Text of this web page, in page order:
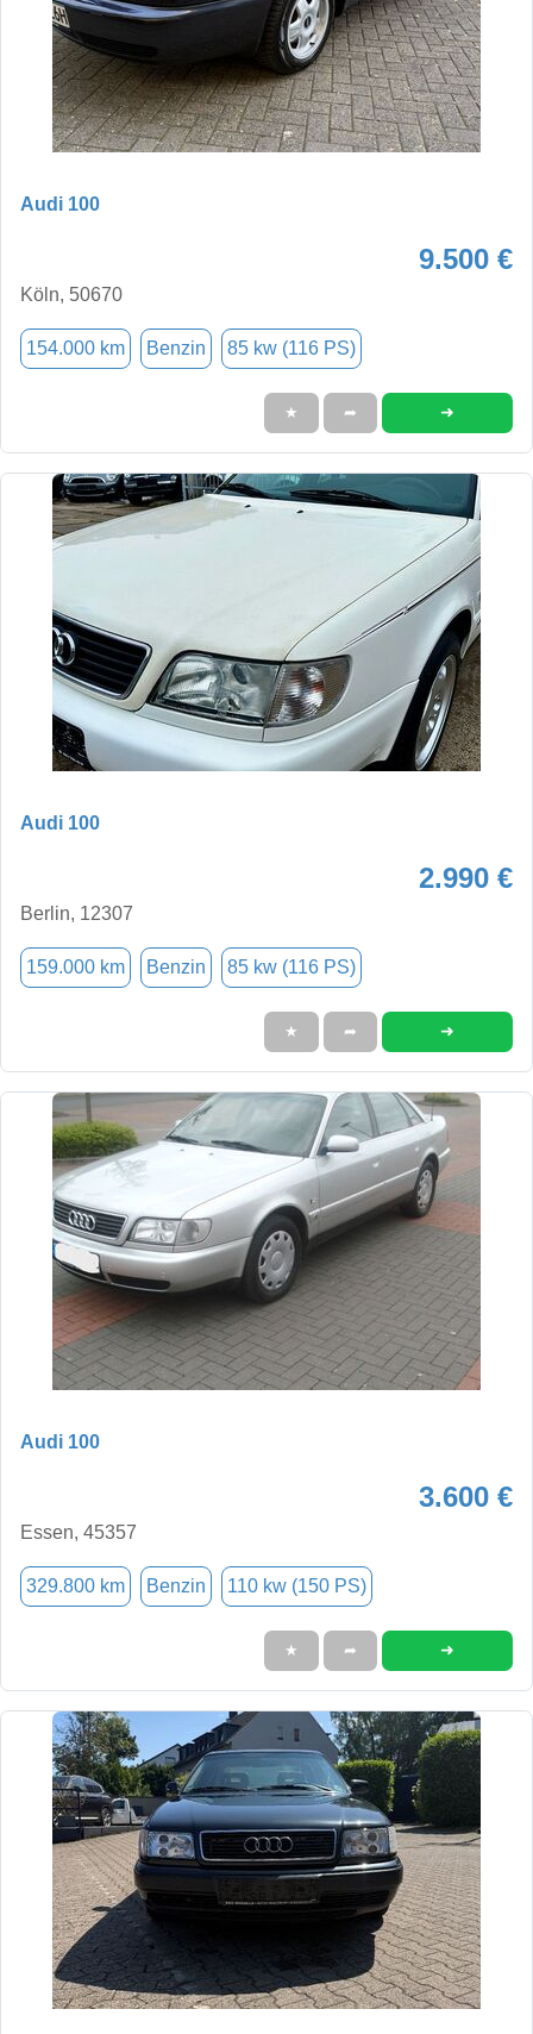
Audi 100
9.500 €
Köln, 50670
154.000 km Benzin 85 kw (116 PS)
★ ➦ ➜
Audi 100
2.990 €
Berlin, 12307
159.000 km Benzin 85 kw (116 PS)
★ ➦ ➜
Audi 100
3.600 €
Essen, 45357
329.800 km Benzin 110 kw (150 PS)
★ ➦ ➜